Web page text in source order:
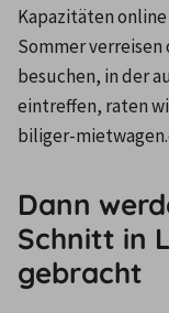
Kapazitäten
Sommer
besuchen, in der
eintreffen, raten
biliger-
Dann
Schnitt in
gebracht